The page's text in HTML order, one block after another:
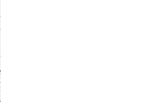
PwC:s behandling av mina personuppgifter
och tillhandahålla